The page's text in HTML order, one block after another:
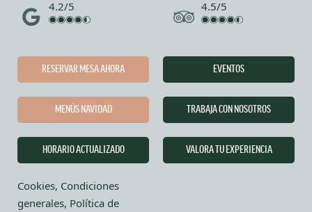
4.2/5 4.5/5
RESERVAR MESA AHORA
MENÚS NAVIDAD
HORARIO ACTUALIZADO
Cookies, Condiciones
generales, Política de
EVENTOS
TRABAJA CON NOSOTROS
VALORA TU EXPERIENCIA